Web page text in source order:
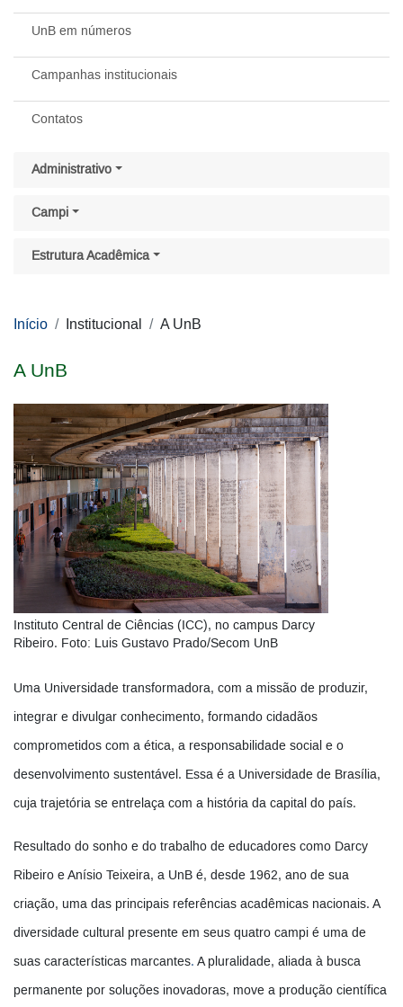
UnB em números
Campanhas institucionais
Contatos
Administrativo
Campi
Estrutura Acadêmica
Início Institucional A UnB
A UnB
Instituto Central de Ciências (ICC), no campus Darcy
Ribeiro. Foto: Luis Gustavo Prado/Secom UnB
Uma Universidade transformadora, com a missão de produzir,
integrar e divulgar conhecimento, formando cidadãos
comprometidos com a ética, a responsabilidade social e o
desenvolvimento sustentável. Essa é a Universidade de Brasília,
cuja trajetória se entrelaça com a história da capital do país.
Resultado do sonho e do trabalho de educadores como Darcy
Ribeiro e Anísio Teixeira, a UnB é, desde 1962, ano de sua
criação, uma das principais referências acadêmicas nacionais. A
diversidade cultural presente em seus quatro campi é uma de
suas características marcantes. A pluralidade, aliada à busca
permanente por soluções inovadoras, move a produção científica